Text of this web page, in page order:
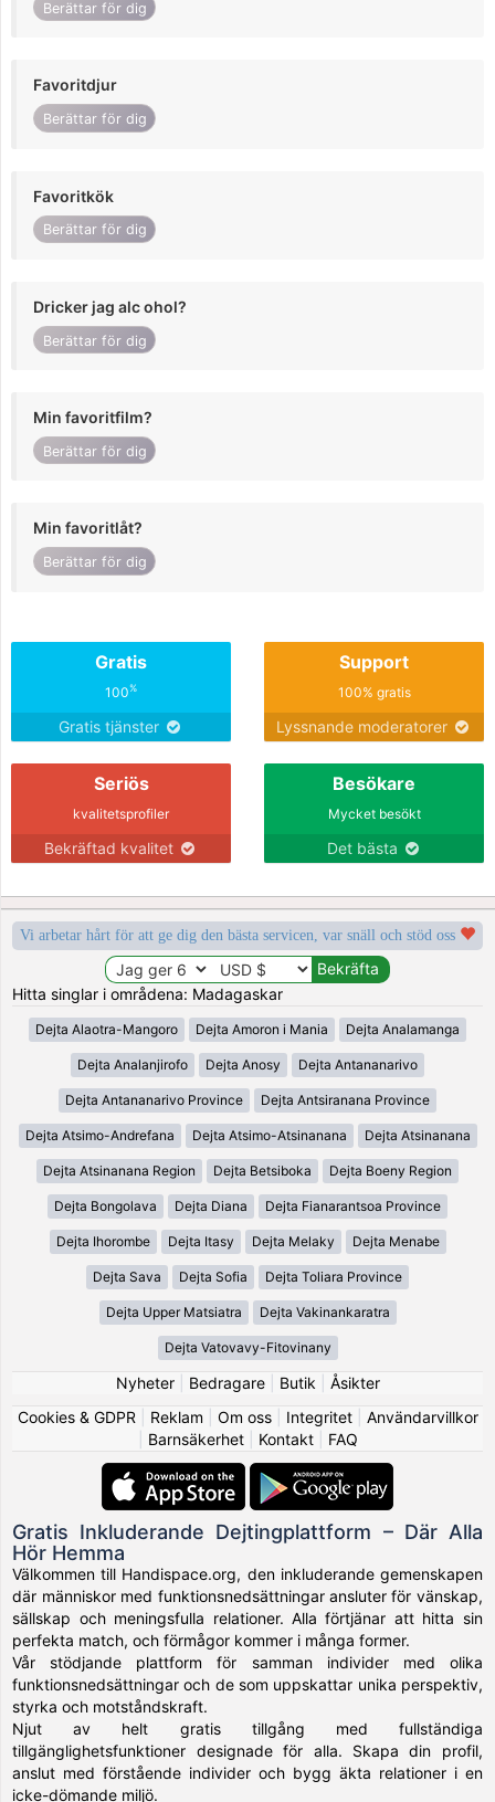
Berättar för dig
Favoritdjur
Berättar för dig
Favoritkök
Berättar för dig
Dricker jag alc ohol?
Berättar för dig
Min favoritfilm?
Berättar för dig
Min favoritlåt?
Berättar för dig
Gratis
100%
Gratis tjänster
Support
100% gratis
Lyssnande moderatorer
Seriös
kvalitetsprofiler
Bekräftad kvalitet
Besökare
Mycket besökt
Det bästa
Vi arbetar hårt för att ge dig den bästa servicen, var snäll och stöd oss
Hitta singlar i områdena: Madagaskar
Dejta Alaotra-Mangoro Dejta Amoron i Mania Dejta Analamanga
Dejta Analanjirofo Dejta Anosy Dejta Antananarivo
Dejta Antananarivo Province Dejta Antsiranana Province
Dejta Atsimo-Andrefana Dejta Atsimo-Atsinanana Dejta Atsinanana
Dejta Atsinanana Region Dejta Betsiboka Dejta Boeny Region
Dejta Bongolava Dejta Diana Dejta Fianarantsoa Province
Dejta Ihorombe Dejta Itasy Dejta Melaky Dejta Menabe
Dejta Sava Dejta Sofia Dejta Toliara Province
Dejta Upper Matsiatra Dejta Vakinankaratra
Dejta Vatovavy-Fitovinany
Nyheter| Bedragare| Butik
Åsikter
Cookies & GDPR
Reklam Om oss| Integritet| Användarvillkor
Barnsäkerhet| Kontakt| FAQ
Gratis Inkluderande Dejtingplattform – Där Alla
Hör Hemma
Välkommen till Handispace.org, den inkluderande gemenskapen
där människor med funktionsnedsättningar ansluter för vänskap,
sällskap och meningsfulla relationer. Alla förtjänar att hitta sin
perfekta match, och förmågor kommer i många former.
Vår stödjande plattform för samman individer med olika
funktionsnedsättningar och de som uppskattar unika perspektiv,
styrka och motståndskraft.
Njut av helt gratis tillgång med fullständiga
tillgänglighetsfunktioner designade för alla. Skapa din profil,
anslut med förstående individer och bygg äkta relationer i en
icke-dömande miljö.